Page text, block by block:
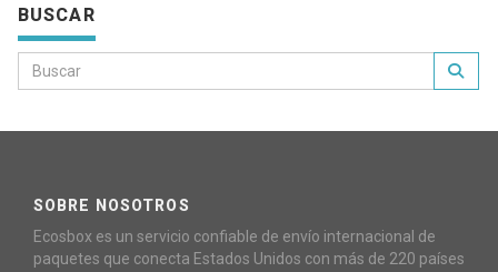
BUSCAR
SOBRE NOSOTROS
Ecosbox es un servicio confiable de envío internacional de
paquetes que conecta Estados Unidos con más de 220 países